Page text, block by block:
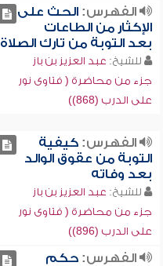
الفهرس:الحث على
الإكثار من الطاعات
بعد التوبة من تارك الصلاة
للشيخ: عبد العزيز بن باز
جزء من محاضرة ( فتاوى نور
على الدرب (868))
الفهرس:كيفية
التوبة من عقوق الوالد
بعد وفاته
للشيخ: عبد العزيز بن باز
جزء من محاضرة ( فتاوى نور
على الدرب (896))
الفهرس:حكم